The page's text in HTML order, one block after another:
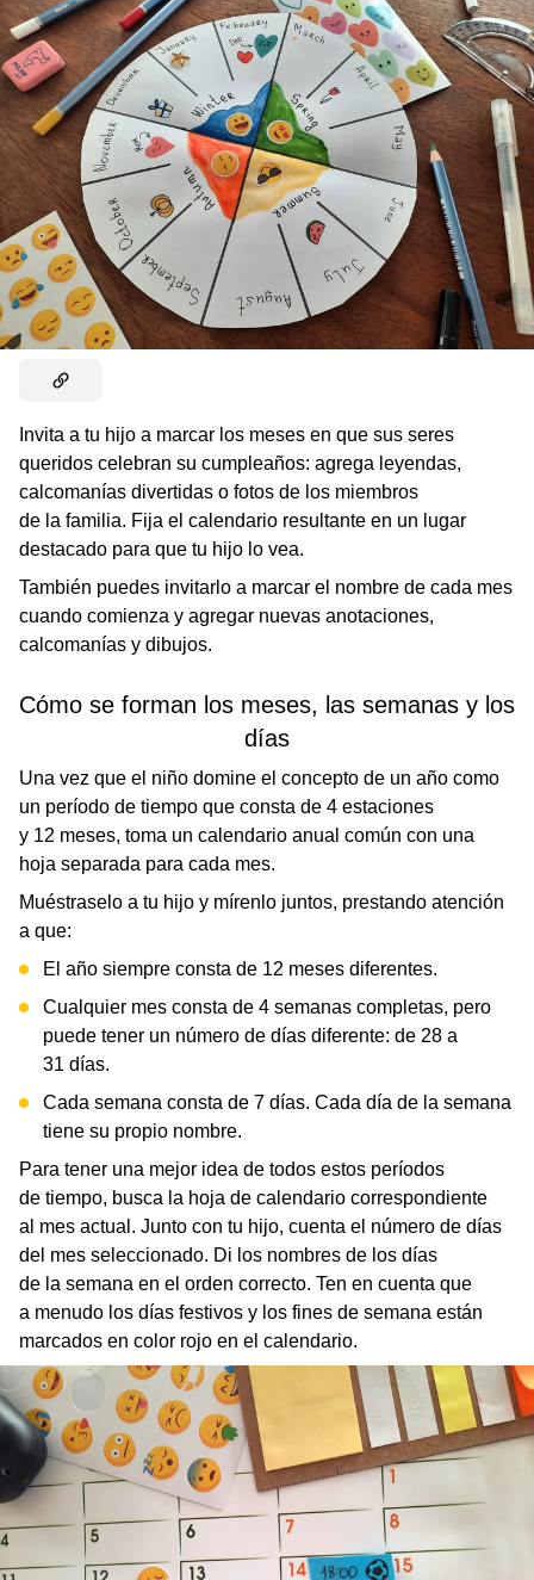
Invita a tu hijo a marcar los meses en que sus seres
queridos celebran su cumpleaños: agrega leyendas,
calcomanías divertidas o fotos de los miembros
de la familia. Fija el calendario resultante en un lugar
destacado para que tu hijo lo vea.
También puedes invitarlo a marcar el nombre de cada mes
cuando comienza y agregar nuevas anotaciones,
calcomanías y dibujos.
Cómo se forman los meses, las semanas y los
días
Una vez que el niño domine el concepto de un año como
un período de tiempo que consta de 4 estaciones
y 12 meses, toma un calendario anual común con una
hoja separada para cada mes.
Muéstraselo a tu hijo y mírenlo juntos, prestando atención
a que:
El año siempre consta de 12 meses diferentes.
Cualquier mes consta de 4 semanas completas, pero
puede tener un número de días diferente: de 28 a
31 días.
Cada semana consta de 7 días. Cada día de la semana
tiene su propio nombre.
Para tener una mejor idea de todos estos períodos
de tiempo, busca la hoja de calendario correspondiente
al mes actual. Junto con tu hijo, cuenta el número de días
del mes seleccionado. Di los nombres de los días
de la semana en el orden correcto. Ten en cuenta que
a menudo los días festivos y los fines de semana están
marcados en color rojo en el calendario.